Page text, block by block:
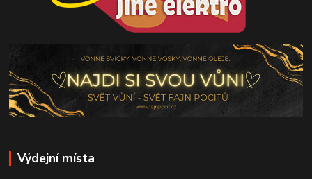
Výdejní místa